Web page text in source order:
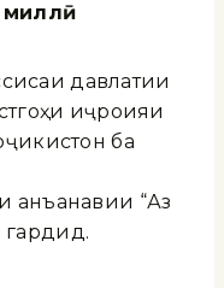
миллӣ
давлатии
иҷроияи
ба
анъанавии “Аз
гардид.